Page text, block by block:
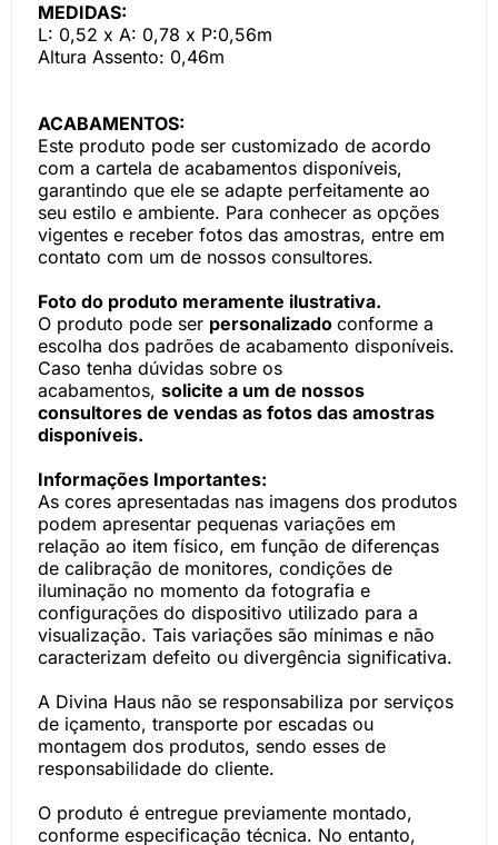
MEDIDAS:
L: 0,52 x A: 0,78 x P:0,56m
Altura Assento: 0,46m
ACABAMENTOS:
Este produto pode ser customizado de acordo
com a cartela de acabamentos disponíveis,
garantindo que ele se adapte perfeitamente ao
seu estilo e ambiente. Para conhecer as opções
vigentes e receber fotos das amostras, entre em
contato com um de nossos consultores.
Foto do produto meramente ilustrativa.
O produto pode ser personalizado conforme a
escolha dos padrões de acabamento disponíveis.
Caso tenha dúvidas sobre os
acabamentos, solicite a um de nossos
consultores de vendas as fotos das amostras
disponíveis.
Informações Importantes:
As cores apresentadas nas imagens dos produtos
podem apresentar pequenas variações em
relação ao item físico, em função de diferenças
de calibração de monitores, condições de
iluminação no momento da fotografia e
configurações do dispositivo utilizado para a
visualização. Tais variações são mínimas e não
caracterizam defeito ou divergência significativa.
A Divina Haus não se responsabiliza por serviços
de içamento, transporte por escadas ou
montagem dos produtos, sendo esses de
responsabilidade do cliente.
O produto é entregue previamente montado,
conforme especificação técnica. No entanto,